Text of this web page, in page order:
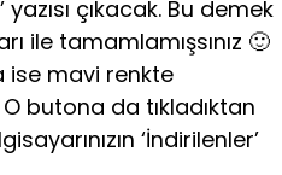
çıkacak. Bu demek
ile tamamlamışsınız 🙂
ise mavi renkte
O butona da tıkladıktan
‘İndirilenler’